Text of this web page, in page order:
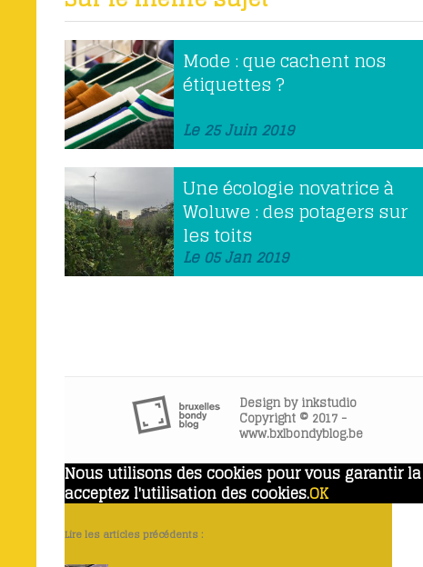
Mode : que cachent nos
étiquettes ?
Le 25 Juin 2019
Une écologie novatrice à
Woluwe : des potagers sur
les toits
Le 05 Jan 2019
Design byinkstudio
Copyright © 2017 -
www.bxlbondyblog.be
Nous utilisons des cookies pour vous garantir
acceptez l'utilisation des cookies.OK
Lire les articles précédents :